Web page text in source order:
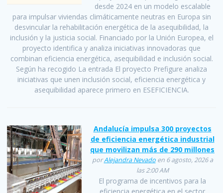
desde 2024 en un modelo escalable
para impulsar viviendas climáticamente neutras en Europa sin
desvincular la rehabilitación energética de la asequibilidad, la
inclusión y la justicia social. Financiado por la Unión Europea, el
proyecto identifica y analiza iniciativas innovadoras que
combinan eficiencia energética, asequibilidad e inclusión social.
Según ha recogido La entrada El proyecto Prefigure analiza
iniciativas que unen inclusión social, eficiencia energética y
asequibilidad aparece primero en ESEFICIENCIA.
Andalucía impulsa 300 proyectos
de eficiencia energética industrial
que movilizan más de 290 millones
porAlejandra Nevadoen 6 agosto, 2026 a
las 2:00 AM
El programa de incentivos para la